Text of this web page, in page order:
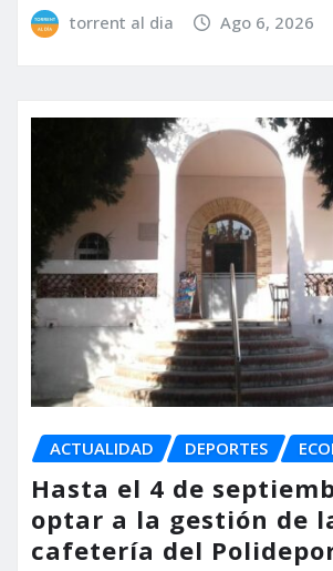
torrent al dia Ago 6, 2026
ACTUALIDAD DEPORTES
Hasta el 4 de
optar a la gestión de
cafetería del